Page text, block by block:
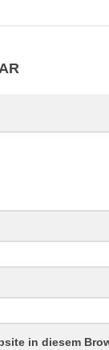
in diesem